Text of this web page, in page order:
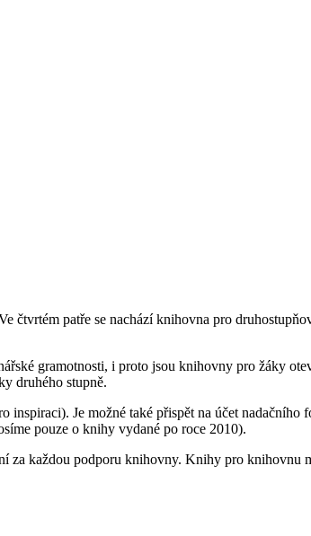
čtvrtém patře se nachází knihovna pro
gramotnosti, i proto jsou knihovny pro žáky
druhého stupně.
Je možné také přispět na účet nadačního
pouze o knihy vydané po roce 2010).
za každou podporu knihovny. Knihy pro knihovnu